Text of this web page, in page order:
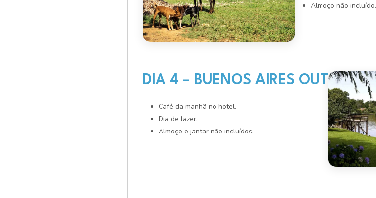
Almoço não incluído.
DIA 4 – BUENOS AIRES OUT
Café da manhã no hotel.
Dia de lazer.
Almoço e jantar não incluídos.